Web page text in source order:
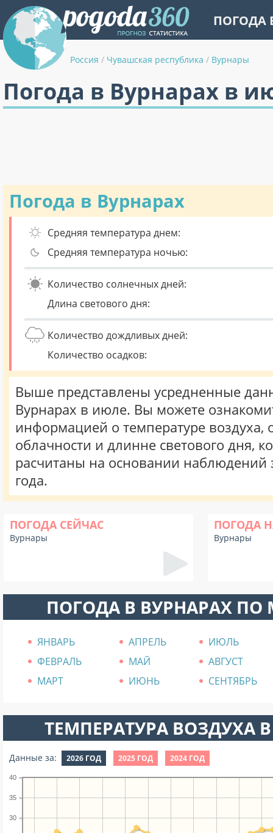
ПОГОДА
Россия / Чувашская республика / Вурнары
Погода в Вурнарах в
Погода в Вурнарах
Средняя температура днем:
Средняя температура ночью:
Количество солнечных дней:
Длина светового дня:
Количество дождливых дней:
Количество осадков:
Выше представлены усредненные
Вурнарах в июле. Вы можете
информацией о температуре воздуха,
облачности и длинне светового дня,
расчитаны на основании наблюдений
года.
ПОГОДА СЕЙЧАС
Вурнары
ПОГОДА
Вурнары
ПОГОДА В ВУРНАРАХ
ЯНВАРЬ АПРЕЛЬ
ИЮЛЬ
ФЕВРАЛЬ
МАЙ
АВГУСТ
МАРТ
ИЮНЬ СЕНТЯБРЬ
ТЕМПЕРАТУРА ВОЗДУХА
Данные за: 2026 ГОД 2025 ГОД 2024 ГОД
30
35
40